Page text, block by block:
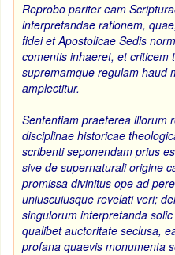
Reprobo pariter eam
interpretandae rationem,
fidei et Apostolicae Sedis
comentis inhaeret, et criticem
supremamque regulam haud
amplectitur.
Sententiam praeterea illorum
disciplinae historicae
scribenti seponendam prius
sive de supernaturali origine
promissa divinitus ope ad
uniuscuiusque revelati veri;
singulorum interpretanda
qualibet auctoritate seclusa,
profana quaevis monumenta